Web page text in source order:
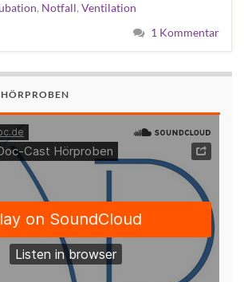
, Notfall,Ventilation
1 Kommentar